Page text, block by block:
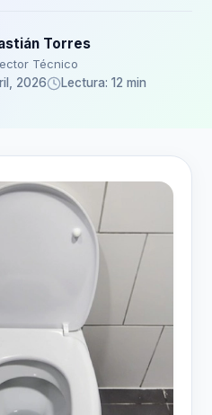
Torres
Técnico
2026
Lectura: 12 min